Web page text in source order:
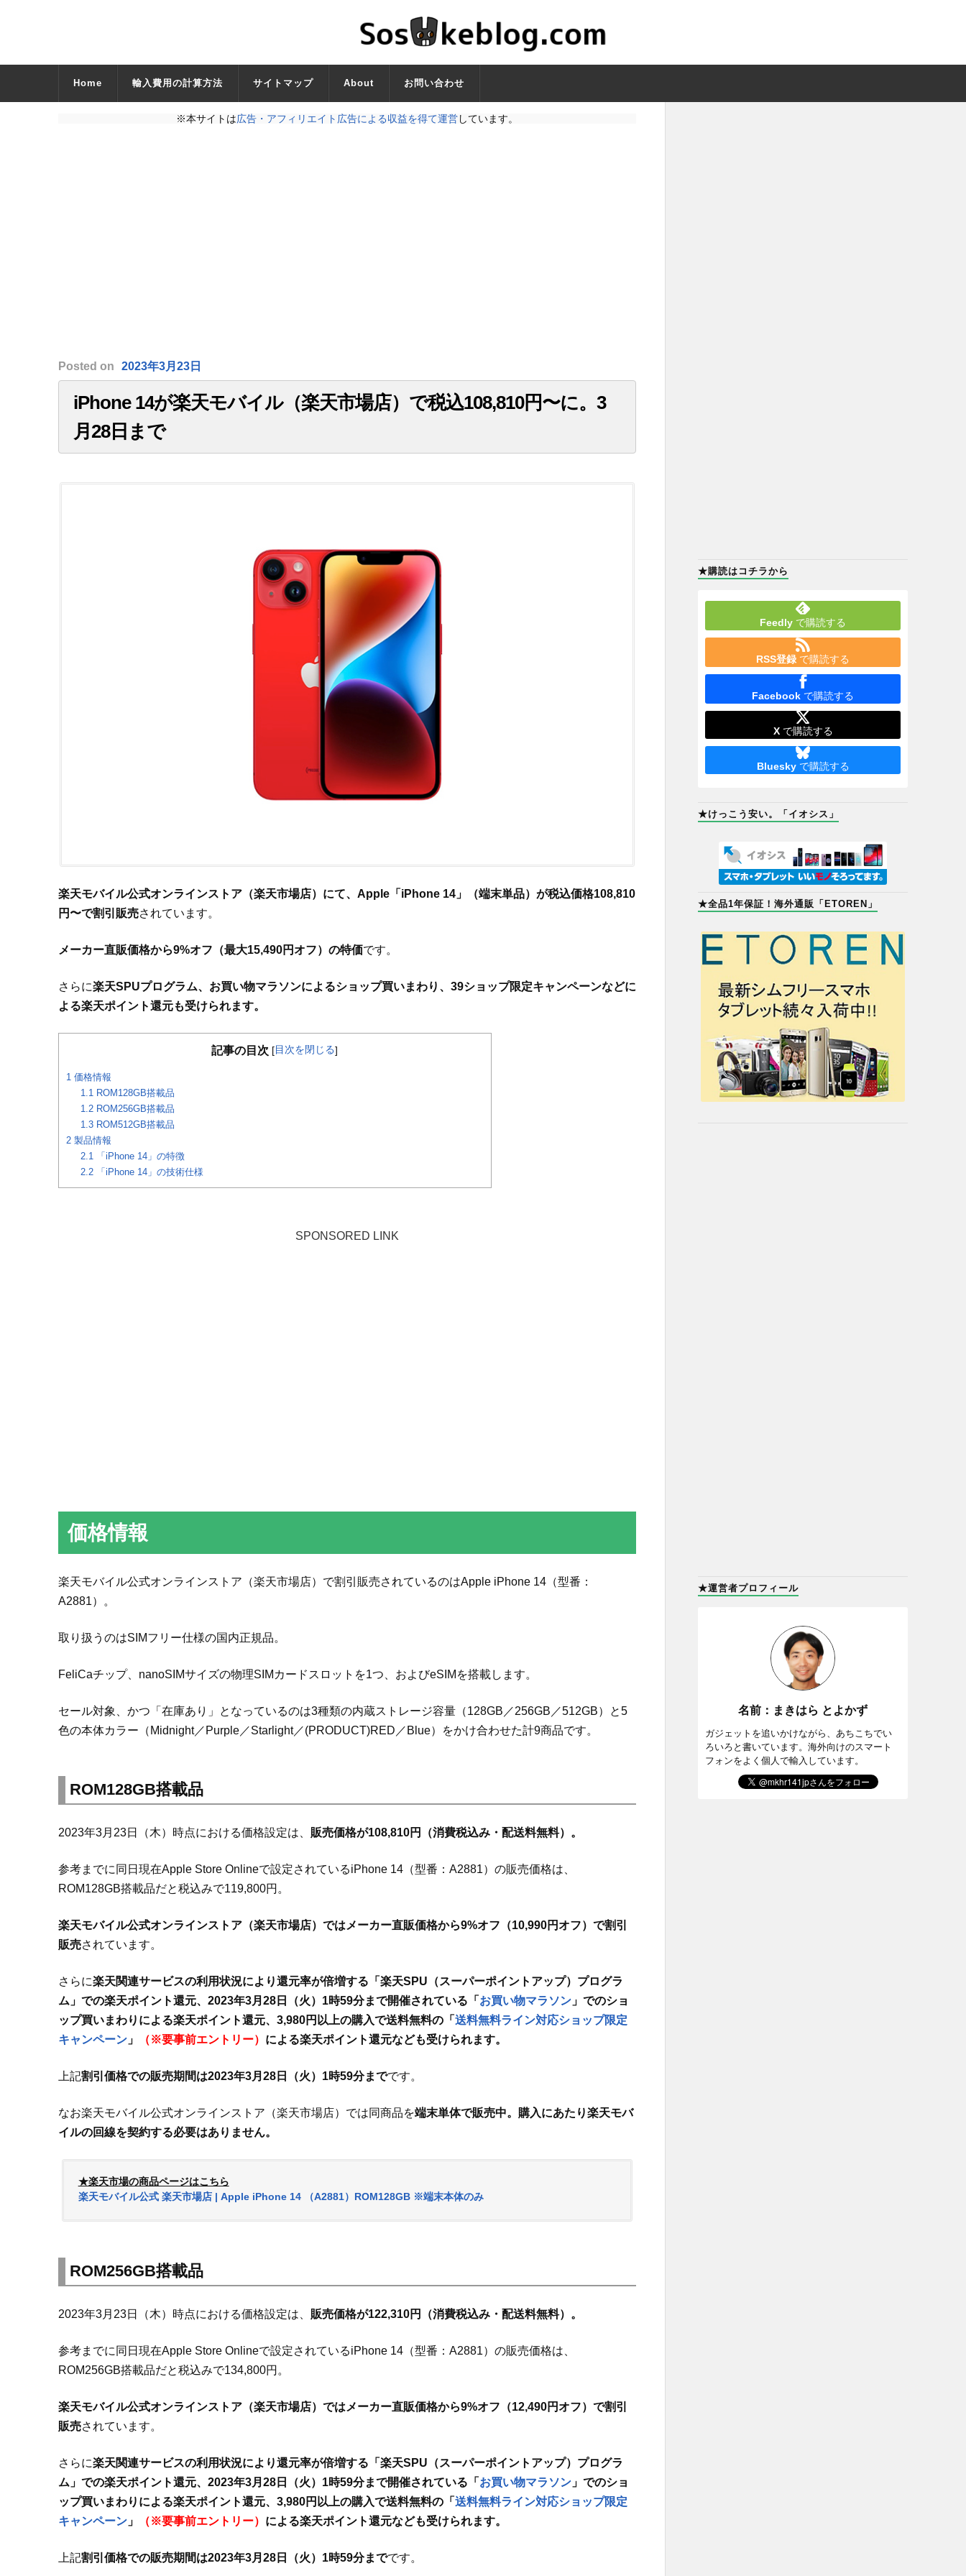
Home 輸入費用の計算方法 サイトマップ About お問い合わせ
※本サイトは広告・アフィリエイト広告による収益を得て運営しています。
Posted on 2023年3月23日
iPhone 14が楽天モバイル（楽天市場店）で税込108,810円〜に。3
月28日まで
楽天モバイル公式オンラインストア（楽天市場店）にて、Apple「iPhone 14」（端末単品）が税込価格108,810
円〜で割引販売されています。
メーカー直販価格から9%オフ（最大15,490円オフ）の特価です。
さらに楽天SPUプログラム、お買い物マラソンによるショップ買いまわり、39ショップ限定キャンペーンなどに
よる楽天ポイント還元も受けられます。
記事の目次 [目次を閉じる]
1価格情報
1.1ROM128GB搭載品
1.2ROM256GB搭載品
1.3ROM512GB搭載品
2製品情報
2.1「iPhone 14」の特徴
2.2「iPhone 14」の技術仕様
SPONSORED LINK
価格情報
楽天モバイル公式オンラインストア（楽天市場店）で割引販売されているのはApple iPhone 14（型番：
A2881）。
取り扱うのはSIMフリー仕様の国内正規品。
FeliCaチップ、nanoSIMサイズの物理SIMカードスロットを1つ、およびeSIMを搭載します。
セール対象、かつ「在庫あり」となっているのは3種類の内蔵ストレージ容量（128GB／256GB／512GB）と5
色の本体カラー（Midnight／Purple／Starlight／(PRODUCT)RED／Blue）をかけ合わせた計9商品です。
ROM128GB搭載品
2023年3月23日（木）時点における価格設定は、 販売価格が108,810円（消費税込み・配送料無料）。
参考までに同日現在Apple Store Onlineで設定されているiPhone 14（型番：A2881）の販売価格は、
ROM128GB搭載品だと税込みで119,800円。
楽天モバイル公式オンラインストア（楽天市場店）ではメーカー直販価格から9%オフ（10,990円オフ）で割引
販売されています。
さらに楽天関連サービスの利用状況により還元率が倍増する「楽天SPU（スーパーポイントアップ）プログラ
ム」での楽天ポイント還元、2023年3月28日（火）1時59分まで開催されている「 お買い物マラソン」でのショ
ップ買いまわりによる楽天ポイント還元、3,980円以上の購入で送料無料の「 送料無料ライン対応ショップ限定
キャンペーン」 （※要事前エントリー） による楽天ポイント還元なども受けられます。
上記割引価格での販売期間は2023年3月28日（火）1時59分までです。
なお楽天モバイル公式オンラインストア（楽天市場店）では同商品を端末単体で販売中。購入にあたり楽天モバ
イルの回線を契約する必要はありません。
★楽天市場の商品ページはこちら
楽天モバイル公式 楽天市場店 | Apple iPhone 14 （A2881）ROM128GB ※端末本体のみ
ROM256GB搭載品
2023年3月23日（木）時点における価格設定は、 販売価格が122,310円（消費税込み・配送料無料）。
参考までに同日現在Apple Store Onlineで設定されているiPhone 14（型番：A2881）の販売価格は、
ROM256GB搭載品だと税込みで134,800円。
楽天モバイル公式オンラインストア（楽天市場店）ではメーカー直販価格から9%オフ（12,490円オフ）で割引
販売されています。
さらに楽天関連サービスの利用状況により還元率が倍増する「楽天SPU（スーパーポイントアップ）プログラ
ム」での楽天ポイント還元、2023年3月28日（火）1時59分まで開催されている「 お買い物マラソン」でのショ
ップ買いまわりによる楽天ポイント還元、3,980円以上の購入で送料無料の「 送料無料ライン対応ショップ限定
キャンペーン」 （※要事前エントリー） による楽天ポイント還元なども受けられます。
上記割引価格での販売期間は2023年3月28日（火）1時59分までです。
★購読はコチラから
Feedly で購読する
RSS登録 で購読する
Facebook で購読する
Xで購読する
Blueskyで購読する
★けっこう安い。「イオシス」
★全品1年保証！海外通販「ETOREN」
★運営者プロフィール
名前：まきはら とよかず
ガジェットを追いかけながら、あちこちでい
ろいろと書いています。海外向けのスマート
フォンをよく個人で輸入しています。